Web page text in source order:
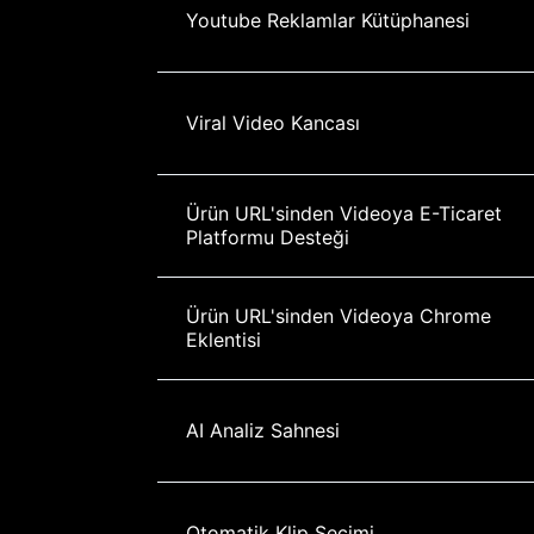
Youtube Reklamlar Kütüphanesi
Viral Video Kancası
Ürün URL'sinden Videoya E-Ticaret
Platformu Desteği
Ürün URL'sinden Videoya Chrome
Eklentisi
AI Analiz Sahnesi